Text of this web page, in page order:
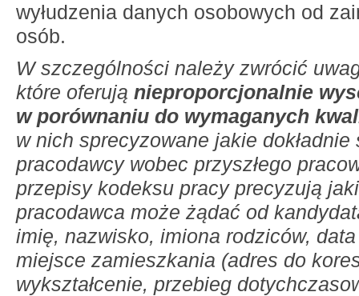
wyłudzenia danych osobowych od
osób.
W szczególności należy zwrócić
które oferują nieproporcjonalnie
w porównaniu do wymaganych
w nich sprecyzowane jakie
pracodawcy wobec przyszłego
przepisy kodeksu pracy precyzują
pracodawca może żądać od
imię, nazwisko, imiona rodziców,
miejsce zamieszkania (adres do
wykształcenie, przebieg